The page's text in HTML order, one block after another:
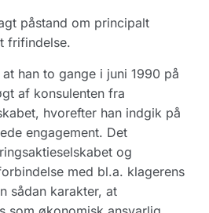
påstand om principalt
frifindelse.
han to gange i juni 1990 på
af konsulenten fra
hvorefter han indgik på
engagement. Det
og
med bl.a. klagerens
sådan karakter, at